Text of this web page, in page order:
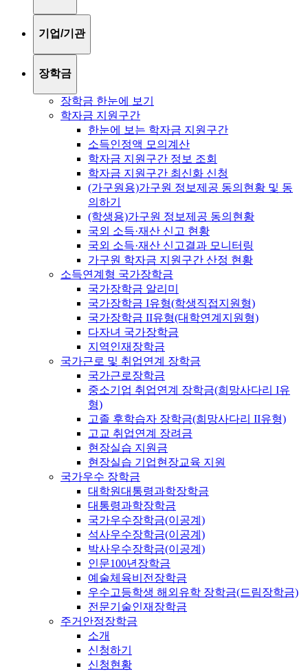
기업/기관
장학금
장학금 한눈에 보기
학자금 지원구간
한눈에 보는 학자금 지원구간
소득인정액 모의계산
학자금 지원구간 정보 조회
학자금 지원구간 최신화 신청
(가구원용)가구원 정보제공 동의현황 및 동
의하기
(학생용)가구원 정보제공 동의현황
국외 소득·재산 신고 현황
국외 소득·재산 신고결과 모니터링
가구원 학자금 지원구간 산정 현황
소득연계형 국가장학금
국가장학금 알리미
국가장학금 I유형(학생직접지원형)
국가장학금 II유형(대학연계지원형)
다자녀 국가장학금
지역인재장학금
국가근로 및 취업연계 장학금
국가근로장학금
중소기업 취업연계 장학금(희망사다리 I유
형)
고졸 후학습자 장학금(희망사다리 II유형)
고교 취업연계 장려금
현장실습 지원금
현장실습 기업현장교육 지원
국가우수 장학금
대학원대통령과학장학금
대통령과학장학금
국가우수장학금(이공계)
석사우수장학금(이공계)
박사우수장학금(이공계)
인문100년장학금
예술체육비전장학금
우수고등학생 해외유학 장학금(드림장학금)
전문기술인재장학금
주거안정장학금
소개
신청하기
신청현황